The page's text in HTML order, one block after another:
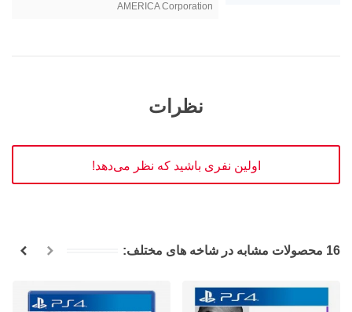
AMERICA Corporation
نظرات
اولین نفری باشید که نظر می‌دهد!
16 محصولات مشابه در شاخه های مختلف: